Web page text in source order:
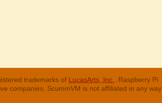
trademarks of LucasArts, Inc.
. Raspberry Pi
companies. ScummVM is not affiliated in any way